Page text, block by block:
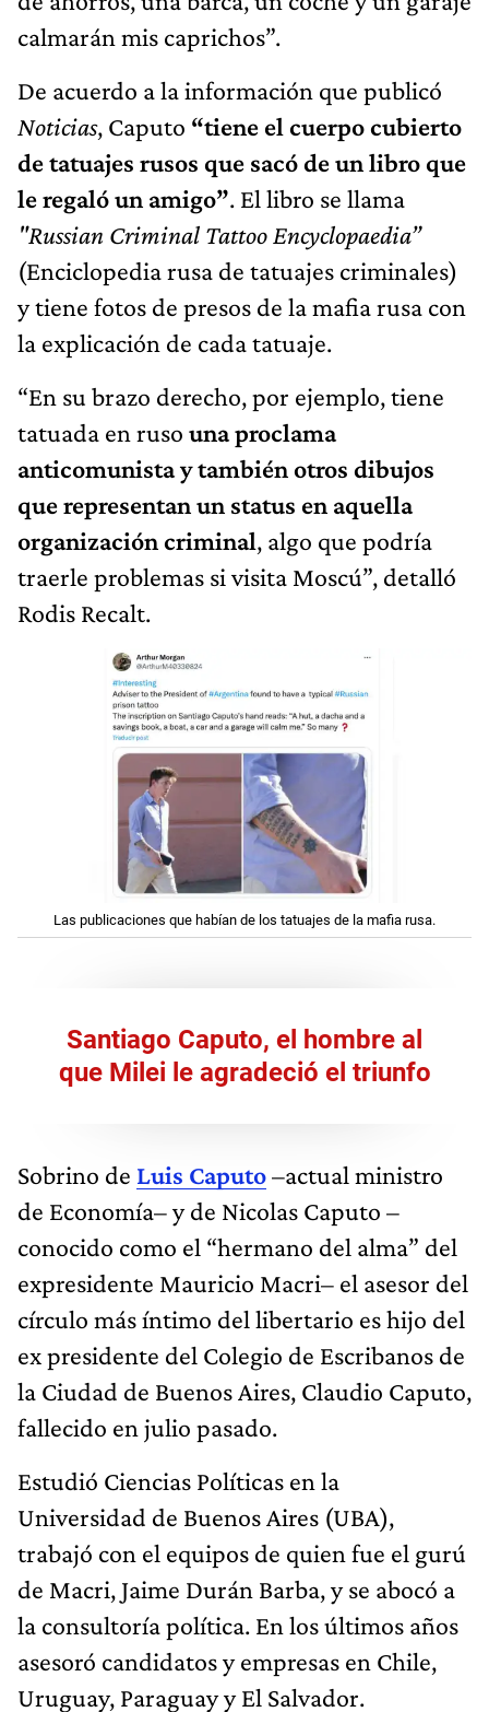
calmarán mis caprichos”.
De acuerdo a la información que publicó
Noticias, Caputo “tiene el cuerpo cubierto
de tatuajes rusos que sacó de un libro que
le regaló un amigo”. El libro se llama
"Russian Criminal Tattoo Encyclopaedia”
(Enciclopedia rusa de tatuajes criminales)
y tiene fotos de presos de la mafia rusa con
la explicación de cada tatuaje.
“En su brazo derecho, por ejemplo, tiene
tatuada en ruso una proclama
anticomunista y también otros dibujos
que representan un status en aquella
organización criminal, algo que podría
traerle problemas si visita Moscú”, detalló
Rodis Recalt.
Las publicaciones que habían de los tatuajes de la mafia rusa.
Santiago Caputo, el hombre al
que Milei le agradeció el triunfo
Sobrino de Luis Caputo–actual ministro
de Economía– y de Nicolas Caputo –
conocido como el “hermano del alma” del
expresidente Mauricio Macri– el asesor del
círculo más íntimo del libertario es hijo del
ex presidente del Colegio de Escribanos de
la Ciudad de Buenos Aires, Claudio Caputo,
fallecido en julio pasado.
Estudió Ciencias Políticas en la
Universidad de Buenos Aires (UBA),
trabajó con el equipos de quien fue el gurú
de Macri, Jaime Durán Barba, y se abocó a
la consultoría política. En los últimos años
asesoró candidatos y empresas en Chile,
Uruguay, Paraguay y El Salvador.